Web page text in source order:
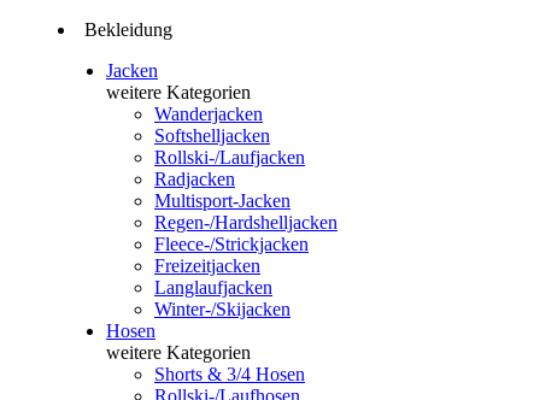
Bekleidung
Jacken
weitere Kategorien
Wanderjacken
Softshelljacken
Rollski-/Laufjacken
Radjacken
Multisport-Jacken
Regen-/Hardshelljacken
Fleece-/Strickjacken
Freizeitjacken
Langlaufjacken
Winter-/Skijacken
Hosen
weitere Kategorien
Shorts & 3/4 Hosen
Rollski-/Laufhosen